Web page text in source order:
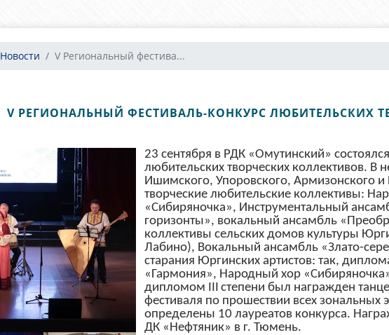
Новости V Региональный фестива...
V РЕГИОНАЛЬНЫЙ ФЕСТИВАЛЬ-КОНКУРС ЛЮБИТЕЛЬСКИХ
23 сентября в РДК «Омутинский»
любительских творческих коллективов. В
Ишимского, Упоровского, Армизонского
творческие любительские коллективы:
«Сибиряночка», Инструментальный
горизонты», вокальный ансамбль
коллективы сельских домов культуры
Лабино), Вокальный ансамбль «Злато-
старания Юргинских артистов: так,
«Гармония», Народный хор
дипломом III степени был награжден
фестиваля по прошествии всех зональных
определены 10 лауреатов конкурса.
ДК «Нефтяник» в г. Тюмень.